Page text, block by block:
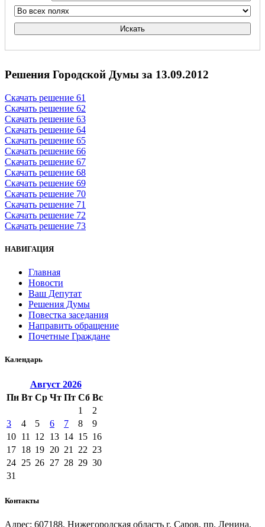
Искать
Решения Городской Думы за 13.09.2012
Скачать решение 61
Скачать решение 62
Скачать решение 63
Скачать решение 64
Скачать решение 65
Скачать решение 66
Скачать решение 67
Скачать решение 68
Скачать решение 69
Скачать решение 70
Скачать решение 71
Скачать решение 72
Скачать решение 73
НАВИГАЦИЯ
Главная
Новости
Ваш Депутат
Решения Думы
Повестка заседания
Направить обращение
Почетные Граждане
Календарь
Август 2026
Пн Вт Ср Чт Пт Сб Вс
1
2
3
4 5 6 7 8
9
10 11 12 13 14 15 16
17 18 19 20 21 22 23
24 25 26 27 28 29 30
31
Контакты
Адрес: 607188, Нижегородская область г. Саров, пр. Ленина,